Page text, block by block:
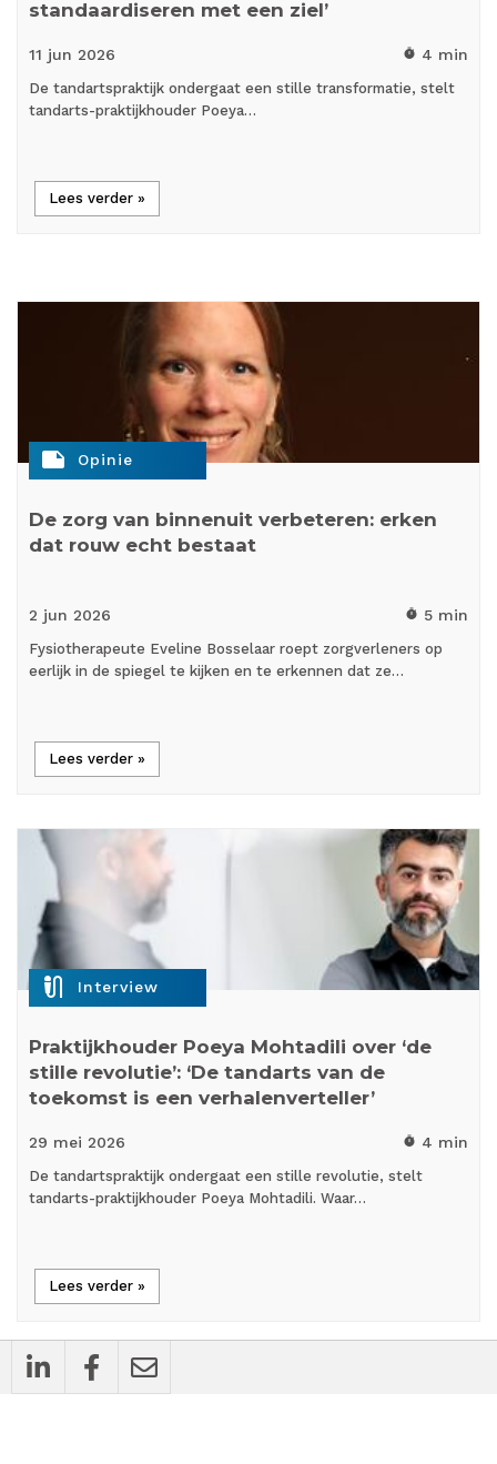
standaardiseren met een ziel’
11 jun 2026 timer 4 min
De tandartspraktijk ondergaat een stille transformatie, stelt
tandarts-praktijkhouder Poeya…
Lees verder »
note Opinie
De zorg van binnenuit verbeteren: erken
dat rouw echt bestaat
2 jun 2026 timer 5 min
Fysiotherapeute Eveline Bosselaar roept zorgverleners op
eerlijk in de spiegel te kijken en te erkennen dat ze…
Lees verder »
mic_external_on Interview
Praktijkhouder Poeya Mohtadili over ‘de
stille revolutie’: ‘De tandarts van de
toekomst is een verhalenverteller’
29 mei 2026 timer 4 min
De tandartspraktijk ondergaat een stille revolutie, stelt
tandarts-praktijkhouder Poeya Mohtadili. Waar…
Lees verder »